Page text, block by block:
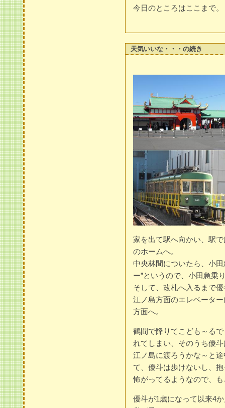
今日のところはこ
天気いいな・・・の続き
家を出て駅へ向かい、駅
のホームへ。
中央林間についたら、小
ー”というので、小田急乗
そして、改札へ入るまで
江ノ島方面のエレベータ
方面へ。
鶴間で降りてこども～る
れてしまい、そのうち優
江ノ島に渡ろうかな～と
て、優斗は歩けないし、
怖がってるようなので、
優斗が1歳になって以来4